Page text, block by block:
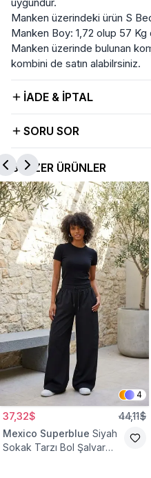
Manken üzerindeki ürün S
Manken Boy: 1,72 olup 57 Kg
Manken üzerinde bulunan
kombini de satın alabilrsiniz.
İADE & İPTAL
SORU SOR
BENZER ÜRÜNLER
4
37,32$ 44,11$
Mexico Superblue Siyah
Sokak Tarzı Bol Şalvar